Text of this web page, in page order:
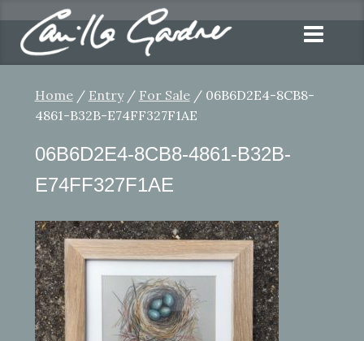
Home/ Entry/ For Sale/ 06B6D2E4-8CB8-
4861-B32B-E74FF327F1AE
06B6D2E4-8CB8-4861-B32B-
E74FF327F1AE